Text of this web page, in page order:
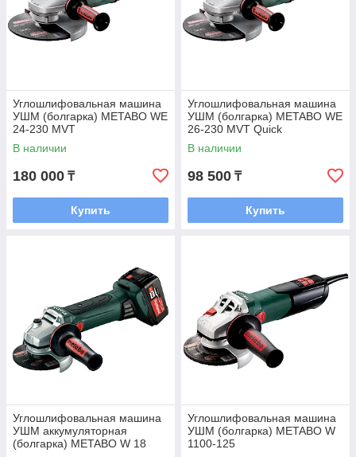
Углошлифовальная машина
УШМ (болгарка) METABO WE
24-230 MVT
В наличии
180 000 ₸
Купить
Углошлифовальная машина
УШМ (болгарка) METABO WE
26-230 MVT Quick
В наличии
98 500 ₸
Купить
Углошлифовальная машина
УШМ аккумуляторная
(болгарка) METABO W 18
Углошлифовальная машина
УШМ (болгарка) METABO W
1100-125